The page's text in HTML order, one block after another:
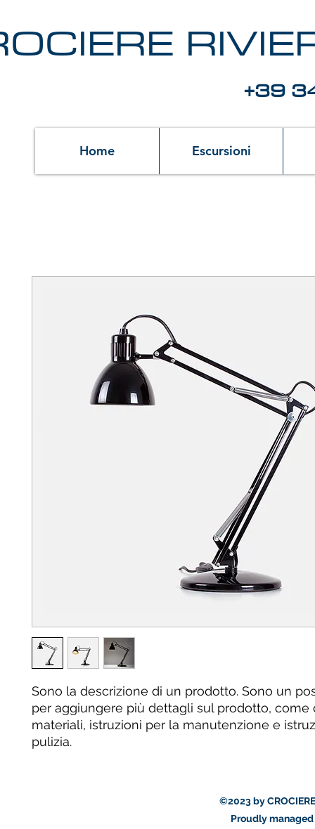
+39
Home Escursioni
Sono la descrizione di un prodotto. Sono un
per aggiungere più dettagli sul prodotto, come
materiali, istruzioni per la manutenzione e
pulizia.
©2023 by
Proudly